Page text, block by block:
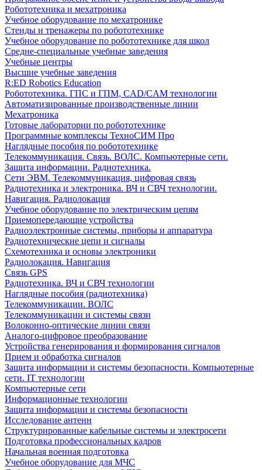
Робототехника и мехатроника
Учебное оборудование по мехатронике
Стенды и тренажеры по робототехнике
Учебное оборудование по робототехнике для школ
Средне-специальные учебные заведения
Учебные центры
Высшие учебные заведения
R:ED Robotics Education
Робототехника. ГПС и ГПМ, CAD/CAM технологии
Автоматизированные производственные линии
Мехатроника
Готовые лаборатории по робототехнике
Программные комплексы ТехноСИМ Про
Наглядные пособия по робототехнике
Телекоммуникация. Связь. ВОЛС. Компьютерные сети.
Защита информации. Радиотехника.
Сети ЭВМ. Телекоммуникация, цифровая связь
Радиотехника и электроника. ВЧ и СВЧ технологии.
Навигация. Радиолокация
Учебное оборудование по электрическим цепям
Приемопередающие устройства
Радиоэлектронные системы, приборы и аппаратура
Радиотехнические цепи и сигналы
Схемотехника и основы электроники
Радиолокация. Навигация
Связь GPS
Радиотехника. ВЧ и СВЧ технологии
Наглядные пособия (радиотехника)
Телекоммуникации. ВОЛС
Телекоммуникации и системы связи
Волоконно-оптические линии связи
Аналого-цифровое преобразование
Устройства генерирования и формирования сигналов
Прием и обработка сигналов
Защита информации и системы безопасности. Компьютерные
сети. IT технологии
Компьютерные сети
Информационные технологии
Защита информации и системы безопасности
Исследование антенн
Структурированные кабельные системы и электросети
Подготовка профессиональных кадров
Начальная военная подготовка
Учебное оборудование для МЧС